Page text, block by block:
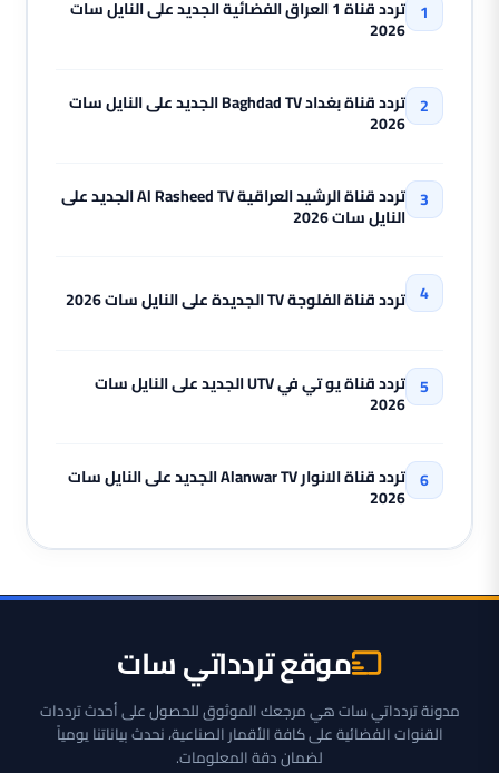
تردد قناة 1 العراق الفضائية الجديد على النايل سات
2026
تردد قناة بغداد Baghdad TV الجديد على النايل سات
2026
تردد قناة الرشيد العراقية Al Rasheed TV الجديد على
النايل سات 2026
تردد قناة الفلوجة TV الجديدة على النايل سات 2026
تردد قناة يو تي في UTV الجديد على النايل سات
2026
تردد قناة الانوار Alanwar TV الجديد على النايل سات
2026
موقع تردداتي سات
مدونة تردداتي سات هي مرجعك الموثوق للحصول على أحدث ترددات
القنوات الفضائية على كافة الأقمار الصناعية، نحدث بياناتنا يومياً
لضمان دقة المعلومات.